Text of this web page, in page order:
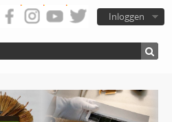
Inloggen